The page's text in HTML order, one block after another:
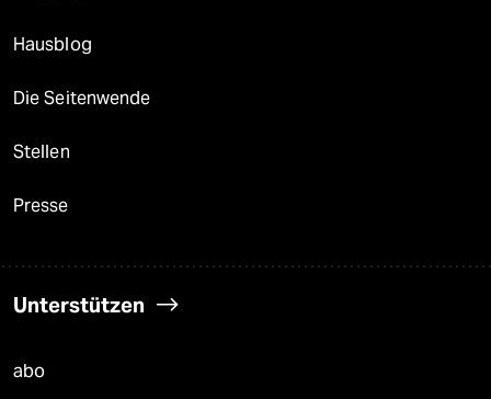
Hausblog
Die Seitenwende
Stellen
Presse
Unterstützen
abo